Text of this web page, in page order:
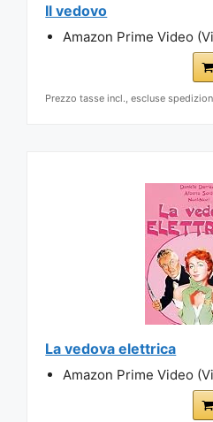
Il vedovo
Amazon Prime Video
Prezzo tasse incl., escluse
La vedova elettrica
Amazon Prime Video